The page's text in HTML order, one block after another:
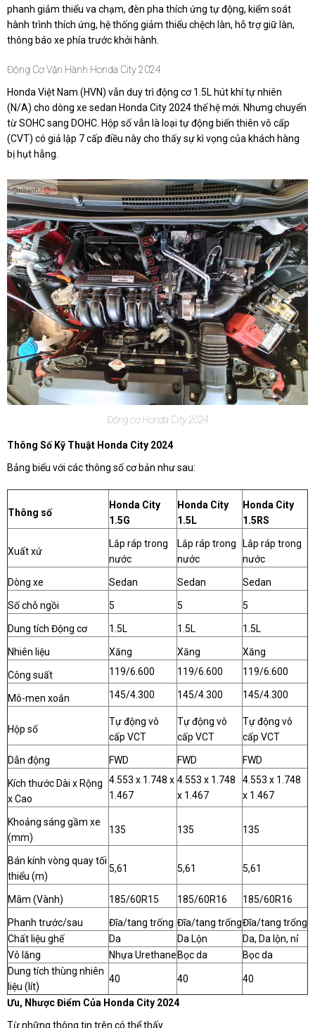
phanh giảm thiểu va chạm, đèn pha thích ứng tự động, kiểm soát
hành trình thích ứng, hệ thống giảm thiểu chệch làn, hỗ trợ giữ làn,
thông báo xe phía trước khởi hành.
Động Cơ Vận Hành Honda City 2024
Honda Việt Nam (HVN) vẫn duy trì động cơ 1.5L hút khí tự nhiên
(N/A) cho dòng xe sedan Honda City 2024 thế hệ mới. Nhưng chuyển
từ SOHC sang DOHC. Hộp số vẫn là loại tự động biến thiên vô cấp
(CVT) có giả lập 7 cấp điều này cho thấy sự kì vọng của khách hàng
bị hụt hẫng.
Động cơ Honda City 2024
Thông Số Kỹ Thuật Honda City 2024
Bảng biểu với các thông số cơ bản như sau:
Thông số
Honda City
1.5G
Honda City
1.5L
Honda City
1.5RS
Xuất xứ
Lắp ráp trong
nước
Lắp ráp trong
nước
Lắp ráp trong
nước
Dòng xe Sedan Sedan Sedan
Số chỗ ngồi 5 5 5
Dung tích Động cơ 1.5L 1.5L 1.5L
Nhiên liệu Xăng Xăng Xăng
Công suất 119/6.600 119/6.600 119/6.600
Mô-men xoắn 145/4.300 145/4.300 145/4.300
Hộp số
Tự động vô
cấp VCT
Tự động vô
cấp VCT
Tự động vô
cấp VCT
Dẫn động FWD FWD FWD
Kích thước Dài x Rộng
x Cao
4.553 x 1.748 x
1.467
4.553 x 1.748
x 1.467
4.553 x 1.748
x 1.467
Khoảng sáng gầm xe
(mm)
135 135 135
Bán kính vòng quay tối
thiểu (m)
5,61 5,61 5,61
Mâm (Vành) 185/60R15 185/60R16 185/60R16
Phanh trước/sau Đĩa/tang trống Đĩa/tang trốngĐĩa/tang trống
Chất liệu ghế
Da Da Lộn
Da, Da lộn, nỉ
Vô lăng
Nhựa UrethaneBọc da
Bọc da
Dung tích thùng nhiên
liệu (lít)
40 40 40
Ưu, Nhược Điểm Của Honda City 2024
Từ những thông tin trên có thể thấy